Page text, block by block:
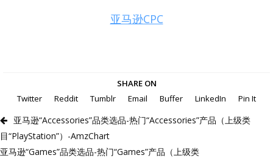
亚马逊CPC
SHARE ON
Twitter
Reddit Tumblr Email Buffer LinkedIn Pin It
亚马逊“Accessories”品类选品-热门“Accessories”产品（上级类
目“PlayStation”）-AmzChart
亚马逊“Games”品类选品-热门“Games”产品（上级类